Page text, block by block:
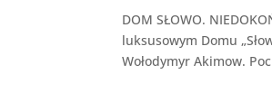
DOM SŁOWO.
luksusowym Domu
Wołodymyr Akimow.